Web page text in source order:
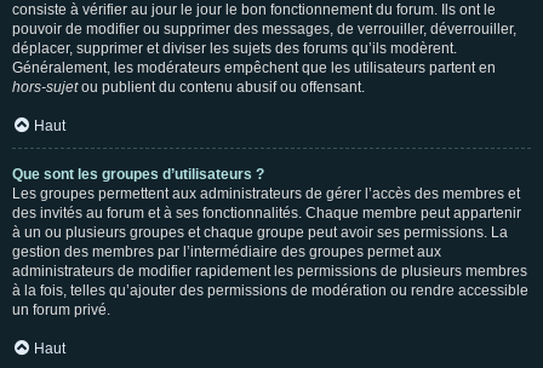
consiste à vérifier au jour le jour le bon fonctionnement du forum. Ils ont le
pouvoir de modifier ou supprimer des messages, de verrouiller, déverrouiller,
déplacer, supprimer et diviser les sujets des forums qu’ils modèrent.
Généralement, les modérateurs empêchent que les utilisateurs partent en
hors-sujetou publient du contenu abusif ou offensant.
Haut
Que sont les groupes d’utilisateurs ?
Les groupes permettent aux administrateurs de gérer l’accès des membres et
des invités au forum et à ses fonctionnalités. Chaque membre peut appartenir
à un ou plusieurs groupes et chaque groupe peut avoir ses permissions. La
gestion des membres par l’intermédiaire des groupes permet aux
administrateurs de modifier rapidement les permissions de plusieurs membres
à la fois, telles qu’ajouter des permissions de modération ou rendre accessible
un forum privé.
Haut